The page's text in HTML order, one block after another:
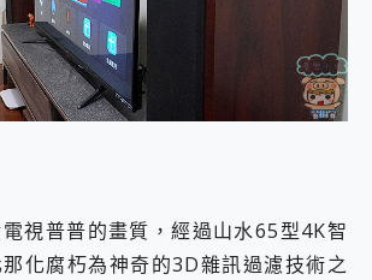
視普普的畫質，經過山水65型4K智
化腐朽為神奇的3D雜訊過濾技術之